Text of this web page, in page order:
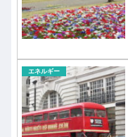
エネルギー